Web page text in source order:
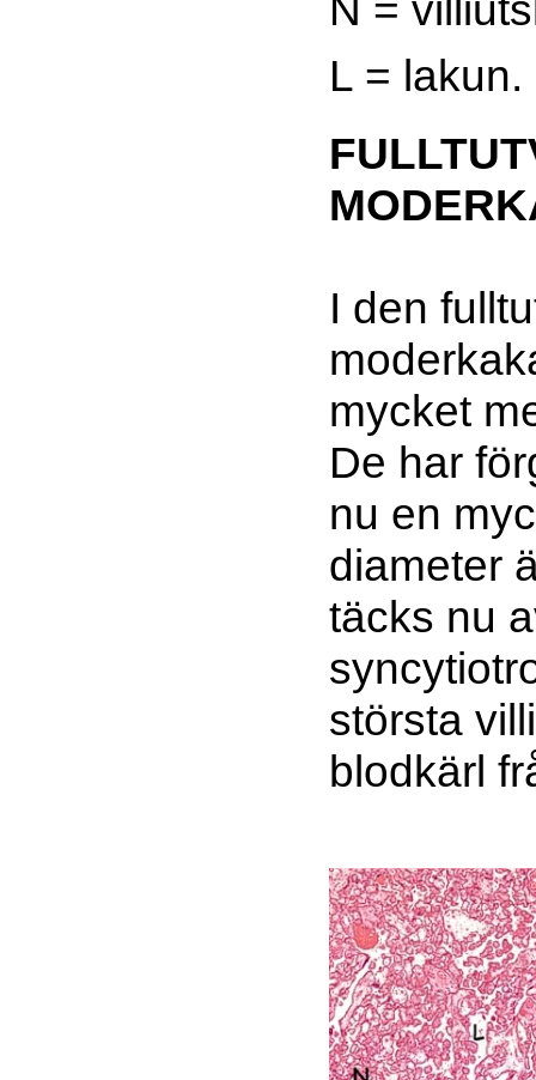
N =
L = lakun.
I den
mycket
De har
nu en
diameter
täcks nu
största
blodkärl